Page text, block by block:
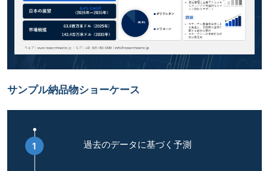
サンプル納品物ショーケース
過去のデータに基づく予測